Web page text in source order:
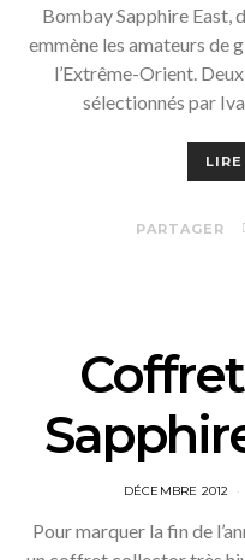
Bombay Sapphire East,
emmène les amateurs de
l’Extrême-Orient.
sélectionnés par
PARTAGER
POSTED
DÉCEMBRE 2012
Pour marquer la fin de